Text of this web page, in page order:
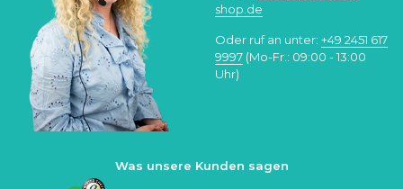
shop.de
Oder ruf an unter: +49 2451 617
9997 (Mo-Fr.: 09:00 - 13:00
Uhr)
Was unsere Kunden sagen